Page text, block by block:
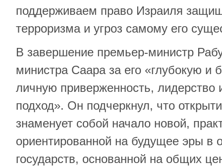
поддерживаем право Израиля
терроризма и угроз самому его
В завершение премьер-министр
министра Саара за его «глубокую и
личную приверженность, лидерство
подход». Он подчеркнул, что
знаменует собой начало новой,
ориентированной на будущее эры в
государств, основанной на общих